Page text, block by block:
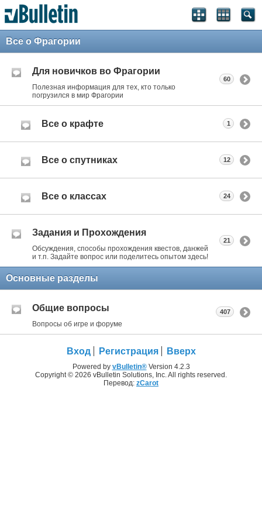
Все о Фрагории
Для новичков во Фрагории
Полезная информация для тех, кто только
погрузился в мир Фрагории
60
Все о крафте 1
Все о спутниках 12
Все о классах 24
Задания и Прохождения
Обсуждения, способы прохождения квестов, данжей
и т.п. Задайте вопрос или поделитесь опытом здесь!
21
Основные разделы
Общие вопросы
Вопросы об игре и форуме
407
Вход Регистрация Вверх
Powered by vBulletin®Version 4.2.3
Copyright © 2026 vBulletin Solutions, Inc. All rights reserved.
Перевод: zCarot